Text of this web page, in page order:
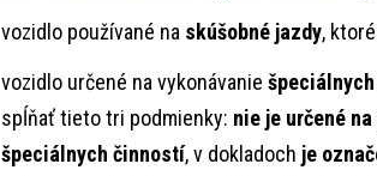
vozidlo používané na skúšobné jazdy,
vozidlo určené na vykonávanie
spĺňať tieto tri podmienky: nie je určené
špeciálnych činností, v dokladoch je